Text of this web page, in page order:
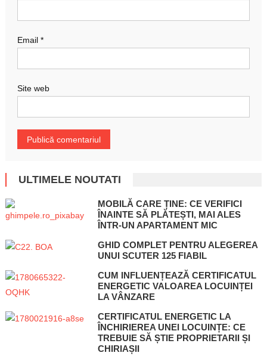
Email *
Site web
ULTIMELE NOUTATI
MOBILĂ CARE ȚINE: CE VERIFICI
ÎNAINTE SĂ PLĂTEȘTI, MAI ALES
ÎNTR-UN APARTAMENT MIC
GHID COMPLET PENTRU ALEGEREA
UNUI SCUTER 125 FIABIL
CUM INFLUENȚEAZĂ CERTIFICATUL
ENERGETIC VALOAREA LOCUINȚEI
LA VÂNZARE
CERTIFICATUL ENERGETIC LA
ÎNCHIRIEREA UNEI LOCUINȚE: CE
TREBUIE SĂ ȘTIE PROPRIETARII ȘI
CHIRIAȘII